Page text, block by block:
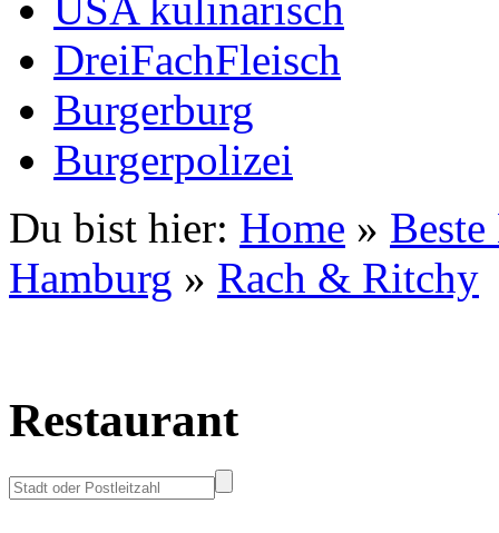
DreiFachFleisch
Burgerburg
Burgerpolizei
Du bist hier: Home »
Hamburg » Rach & Ritchy
Restaurant